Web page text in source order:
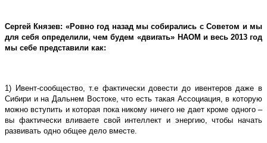
Сергей Князев: «Ровно год назад мы собирались с Советом и мы
для себя определили, чем будем «двигать» НАОМ и весь 2013 год
мы себе представили как:
1) Ивент-сообщество, т.е фактически довести до ивентеров даже в
Сибири и на Дальнем Востоке, что есть такая Ассоциация, в которую
можно вступить и которая пока никому ничего не дает кроме одного –
вы фактически вливаете свой интеллект и энергию, чтобы начать
развивать одно общее дело вместе.